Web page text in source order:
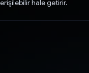
hale getirir.